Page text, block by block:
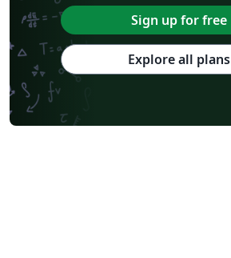
Sign up for free
Explore all plans